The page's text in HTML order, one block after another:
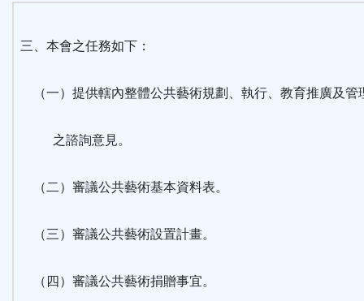
三、本會之任務如下：
（一）提供轄內整體公共藝術規劃、執行、教育推廣及管
之諮詢意見。
（二）審議公共藝術基本資料表。
（三）審議公共藝術設置計畫。
（四）審議公共藝術捐贈事宜。